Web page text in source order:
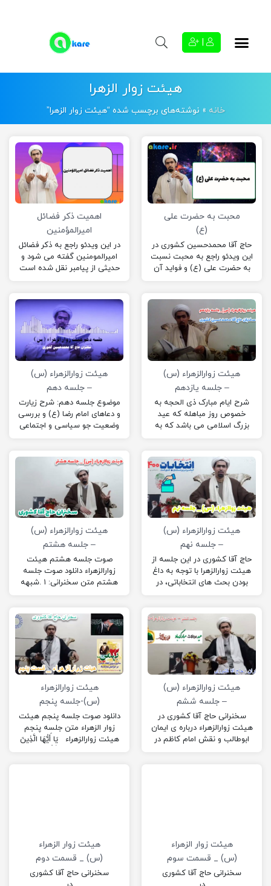
هیئت زوار الزهرا
خانه » نوشته‌های برچسب شده “هیئت زوار الزهرا”
محبت به حضرت علی
(ع)
حاج آقا محمدحسین کشوری در
این ویدئو راجع به محبت نسبت
به حضرت علی (ع) و فواید آن
اهمیت ذکر فضائل
امیرالمؤمنین
در این ویدئو راجع به ذکر فضائل
امیرالمومنین گفته می شود و
حدیثی از پیامبر نقل شده است
امیرالمؤمنین.
هیئت زوارالزهراء (س)
– جلسه یازدهم
شرح ایام مبارک ذی الحجه به
خصوص روز مباهله که عید
بزرگ اسلامی می باشد که به
رُکنی در بزرگداشت آن روز
تاریخی برای ما مسلمانان است.
هیئت زوارالزهراء (س)
– جلسه دهم
موضوع جلسه دهم: شرح زیارت
و دعاهای امام رضا (ع) و بررسی
وضعیت جو سیاسی و اجتماعی
هیئت زوارالزهراء (س)
– جلسه نهم
حاج آقا کشوری در این جلسه از
هیئت زوارالزهرا با توجه به داغ
بودن بحث های انتخاباتی، در
هیئت زوارالزهراء (س)
– جلسه هشتم
صوت جلسه هشتم هیئت
زوارالزهراء دانلود صوت جلسه
هشتم متن سخنرانی: ۱ .شبهه
ماه…
هیئت زوارالزهراء (س)
– جلسه ششم
سخنرانی حاج آقا کشوری در
هیئت زوارالزهراء درباره ی ایمان
ابوطالب و نقش امام کاظم در
هیئت زوارالزهراء
(س)-جلسه پنجم
دانلود صوت جلسه پنجم هیئت
زوار الزهراء متن جلسه پنجم
هیئت زوارالزهراء يَا أَيُّهَا الَّذِينَ
هیئت زوار الزهراء
(س) _ قسمت سوم
سخنرانی حاج آقا کشوری
هیئت زوار الزهراء
(س) _ قسمت دوم
سخنرانی حاج آقا کشوری